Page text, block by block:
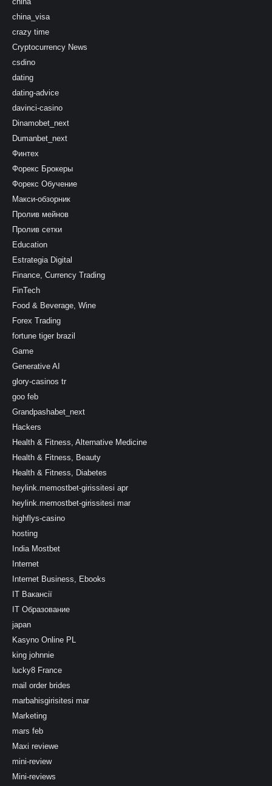
china_visa
crazy time
Cryptocurrency News
csdino
dating
dating-advice
davinci-casino
Dinamobet_next
Dumanbet_next
Финтех
Форекс Брокеры
Форекс Обучение
Макси-обзорник
Пролив мейнов
Пролив сетки
Education
Estrategia Digital
Finance, Currency Trading
FinTech
Food & Beverage, Wine
Forex Trading
fortune tiger brazil
Game
Generative AI
glory-casinos tr
goo feb
Grandpashabet_next
Hackers
Health & Fitness, Alternative Medicine
Health & Fitness, Beauty
Health & Fitness, Diabetes
heylink.memostbet-girissitesi apr
heylink.memostbet-girissitesi mar
highflys-casino
hosting
India Mostbet
Internet
Internet Business, Ebooks
IT Вакансії
IT Образование
japan
Kasyno Online PL
king johnnie
lucky8 France
mail order brides
marbahisgirisitesi mar
Marketing
mars feb
Maxi reviewe
mini-review
Mini-reviews